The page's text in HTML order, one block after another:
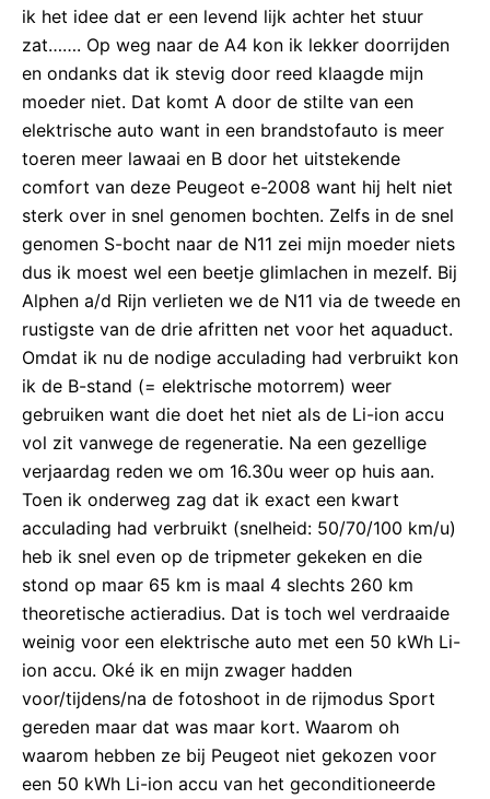
ik het idee dat er een levend lijk achter het stuur
zat……. Op weg naar de A4 kon ik lekker doorrijden
en ondanks dat ik stevig door reed klaagde mijn
moeder niet. Dat komt A door de stilte van een
elektrische auto want in een brandstofauto is meer
toeren meer lawaai en B door het uitstekende
comfort van deze Peugeot e-2008 want hij helt niet
sterk over in snel genomen bochten. Zelfs in de snel
genomen S-bocht naar de N11 zei mijn moeder niets
dus ik moest wel een beetje glimlachen in mezelf. Bij
Alphen a/d Rijn verlieten we de N11 via de tweede en
rustigste van de drie afritten net voor het aquaduct.
Omdat ik nu de nodige acculading had verbruikt kon
ik de B-stand (= elektrische motorrem) weer
gebruiken want die doet het niet als de Li-ion accu
vol zit vanwege de regeneratie. Na een gezellige
verjaardag reden we om 16.30u weer op huis aan.
Toen ik onderweg zag dat ik exact een kwart
acculading had verbruikt (snelheid: 50/70/100 km/u)
heb ik snel even op de tripmeter gekeken en die
stond op maar 65 km is maal 4 slechts 260 km
theoretische actieradius. Dat is toch wel verdraaide
weinig voor een elektrische auto met een 50 kWh Li-
ion accu. Oké ik en mijn zwager hadden
voor/tijdens/na de fotoshoot in de rijmodus Sport
gereden maar dat was maar kort. Waarom oh
waarom hebben ze bij Peugeot niet gekozen voor
een 50 kWh Li-ion accu van het geconditioneerde